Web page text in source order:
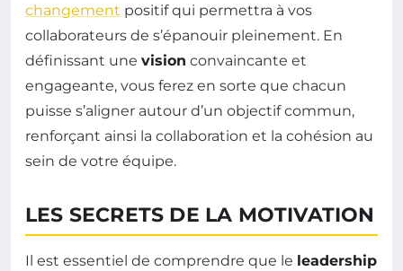
changement positif qui permettra à vos
collaborateurs de s’épanouir pleinement. En
définissant une vision convaincante et
engageante, vous ferez en sorte que chacun
puisse s’aligner autour d’un objectif commun,
renforçant ainsi la collaboration et la cohésion au
sein de votre équipe.
LES SECRETS DE LA MOTIVATION
Il est essentiel de comprendre que le leadership